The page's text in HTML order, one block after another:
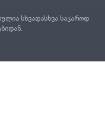
სხვადასხვა საჯაროდ